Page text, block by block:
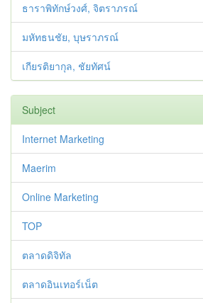
ธาราพิทักษ์วงศ์, จิตราภรณ์
มหัทธนชัย, บุษราภรณ์
เกียรติยากุล, ชัยทัศน์
Subject
Internet Marketing
Maerim
Online Marketing
TOP
ตลาดดิจิทัล
ตลาดอินเทอร์เน็ต